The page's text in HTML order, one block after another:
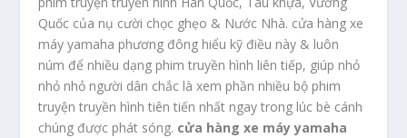
Quốc của nụ cười chọc ghẹo & Nước Nhà. cửa hàng xe
máy yamaha phương đông hiểu kỹ điều này & luôn
núm để nhiều dạng phim truyền hình liên tiếp, giúp nhỏ
nhỏ nhỏ người dân chắc là xem phần nhiều bộ phim
truyện truyền hình tiên tiến nhất ngay trong lúc bè cánh
chúng được phát sóng. cửa hàng xe máy yamaha